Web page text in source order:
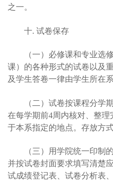
之一。
十. 试卷保存
（一）必修课和专业选
课）的各种形式的试卷以及
及学生答卷一律由学生所在
（二）试卷按课程分学
在每学期前4周内核对、整
于本系指定的地点。存放方
（三）用学院统一印制
并按试卷封面要求填写清楚
试成绩登记表、试卷分析表